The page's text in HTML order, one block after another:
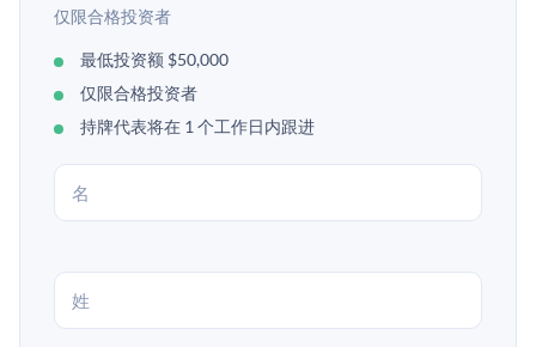
仅限合格投资者
最低投资额 $50,000
仅限合格投资者
持牌代表将在 1 个工作日内跟进